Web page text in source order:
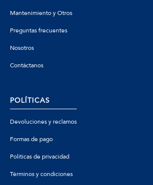
Mantenimiento y Otros
Preguntas frecuentes
Nosotros
Contáctanos
POLÍTICAS
Devoluciones y reclamos
Formas de pago
Políticas de privacidad
Términos y condiciones